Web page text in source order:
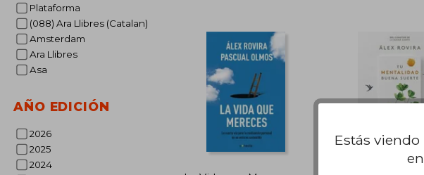
Plataforma
(088) Ara Llibres (Catalan)
Amsterdam
Ara Llibres
Asa
AÑO EDICIÓN
2026
2025
2024
55%
dcto.
40%
dcto.
Estás viendo
en